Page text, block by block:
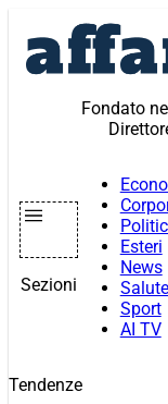
contenuto
Fondato
Sezioni
Esteri
News
Salute
Sport
AI TV
Tendenze